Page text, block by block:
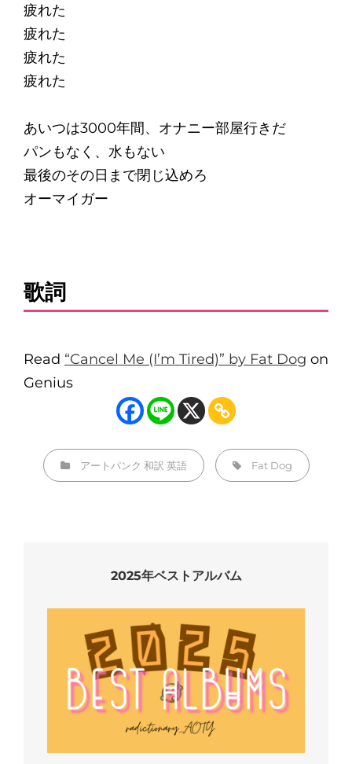
疲れた
疲れた
疲れた
疲れた
あいつは3000年間、オナニー部屋行きだ
パンもなく、水もない
最後のその日まで閉じ込めろ
オーマイガー
歌詞
Read “Cancel Me (I’m Tired)” by Fat Dog on
Genius
カ
テ
アートパンク 和訳 英語
タ
グ,
Fat Dog
2025年ベストアルバム